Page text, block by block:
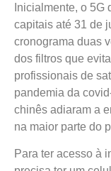
Inicialmente, o
capitais até 31 de
cronograma duas
dos filtros que
profissionais de
pandemia da
chinês adiaram a
na maior parte do
Para ter acesso à